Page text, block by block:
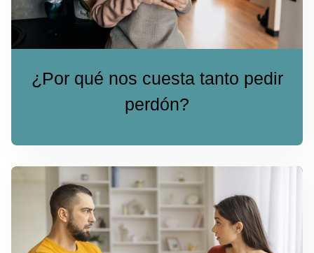
¿Por qué nos cuesta tanto pedir
perdón?